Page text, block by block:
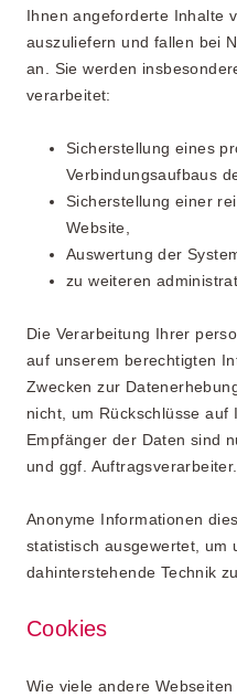
Ihnen angeforderte Inhalte
auszuliefern und fallen bei
an. Sie werden
verarbeitet:
Sicherstellung eines
Verbindungsaufbaus
Sicherstellung einer
Website,
Auswertung der
zu weiteren
Die Verarbeitung Ihrer
auf unserem berechtigten
Zwecken zur
nicht, um Rückschlüsse auf
Empfänger der Daten sind
und ggf. Auftragsverarbeiter.
Anonyme Informationen
statistisch ausgewertet, um
dahinterstehende Technik
Cookies
Wie viele andere